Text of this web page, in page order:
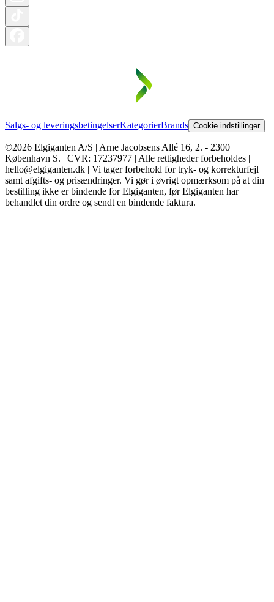
Salgs- og leveringsbetingelserKategorierBrands Cookie indstillinger
©2026 Elgiganten A/S | Arne Jacobsens Allé 16, 2. - 2300
København S. | CVR: 17237977 | Alle rettigheder forbeholdes |
hello@elgiganten.dk | Vi tager forbehold for tryk- og korrekturfejl
samt afgifts- og prisændringer. Vi gør i øvrigt opmærksom på at din
bestilling ikke er bindende for Elgiganten, før Elgiganten har
behandlet din ordre og sendt en bindende faktura.